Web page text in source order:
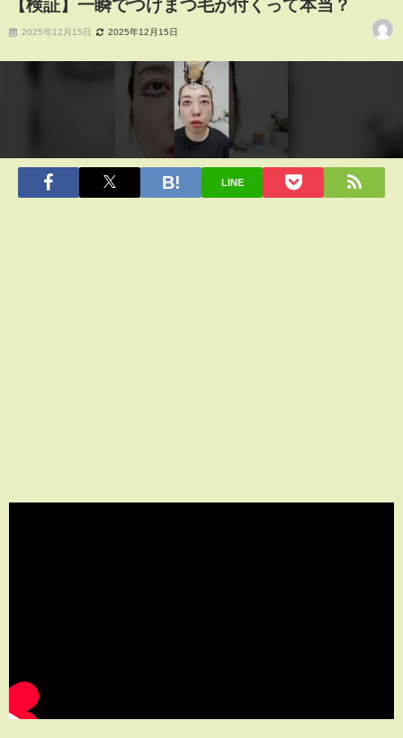
【検証】一瞬でつけまつ毛が付くって本当？
2025年12月15日 2025年12月15日
LINE